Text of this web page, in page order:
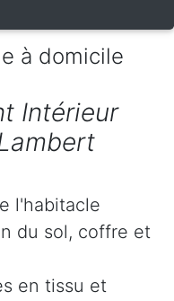
à domicile
Intérieur
l'habitacle
du sol, coffre et
en tissu et